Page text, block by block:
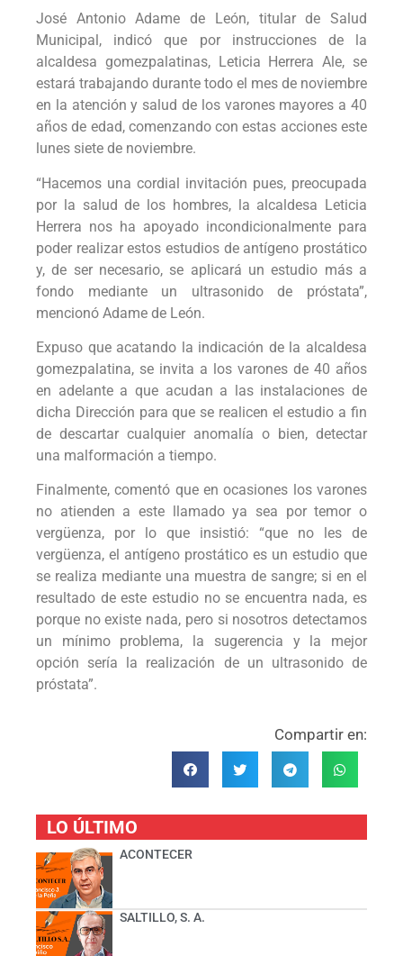
José Antonio Adame de León, titular de Salud
Municipal, indicó que por instrucciones de la
alcaldesa gomezpalatinas, Leticia Herrera Ale, se
estará trabajando durante todo el mes de noviembre
en la atención y salud de los varones mayores a 40
años de edad, comenzando con estas acciones este
lunes siete de noviembre.
“Hacemos una cordial invitación pues, preocupada
por la salud de los hombres, la alcaldesa Leticia
Herrera nos ha apoyado incondicionalmente para
poder realizar estos estudios de antígeno prostático
y, de ser necesario, se aplicará un estudio más a
fondo mediante un ultrasonido de próstata”,
mencionó Adame de León.
Expuso que acatando la indicación de la alcaldesa
gomezpalatina, se invita a los varones de 40 años
en adelante a que acudan a las instalaciones de
dicha Dirección para que se realicen el estudio a fin
de descartar cualquier anomalía o bien, detectar
una malformación a tiempo.
Finalmente, comentó que en ocasiones los varones
no atienden a este llamado ya sea por temor o
vergüenza, por lo que insistió: “que no les de
vergüenza, el antígeno prostático es un estudio que
se realiza mediante una muestra de sangre; si en el
resultado de este estudio no se encuentra nada, es
porque no existe nada, pero si nosotros detectamos
un mínimo problema, la sugerencia y la mejor
opción sería la realización de un ultrasonido de
próstata”.
Compartir en:
LO ÚLTIMO
ACONTECER
SALTILLO, S. A.